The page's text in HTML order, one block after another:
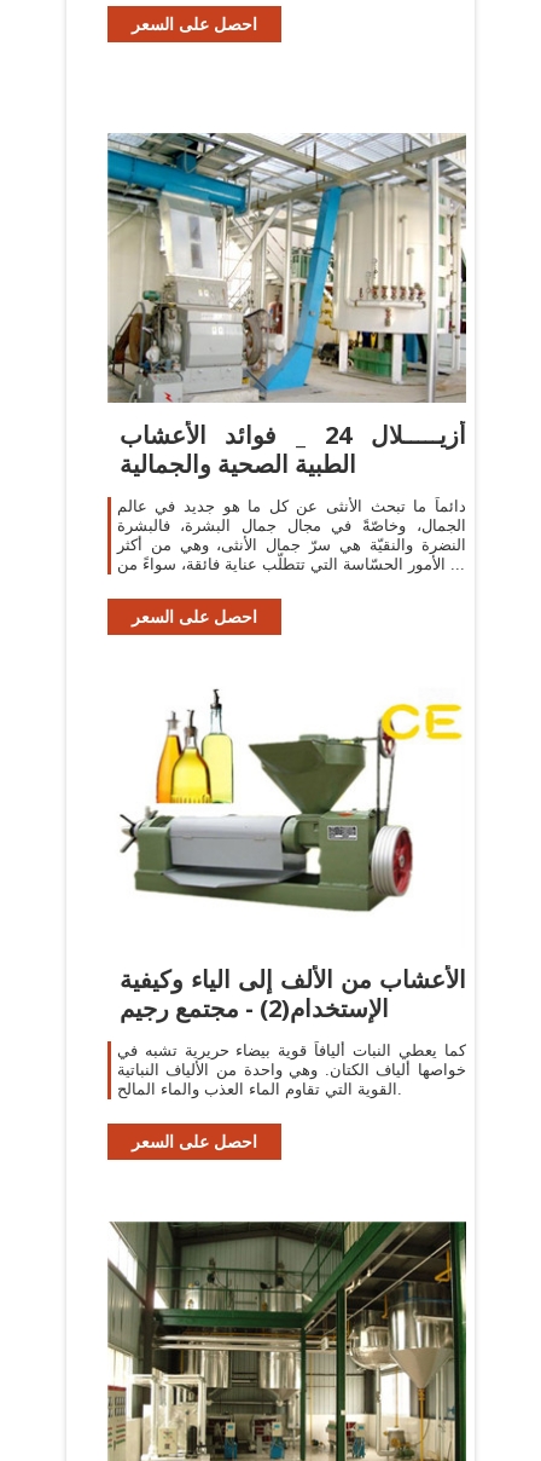
احصل على السعر
أزيـــــلال 24 _ فوائد الأعشاب
الطبية الصحية والجمالية
دائماً ما تبحث الأنثى عن كل ما هو جديد في عالم
الجمال، وخاصّةً في مجال جمال البشرة، فالبشرة
النضرة والنقيّة هي سرّ جمال الأنثى، وهي من أكثر
الأمور الحسّاسة التي تتطلّب عناية فائقة، سواءً من ...
احصل على السعر
الأعشاب من الألف إلى الياء وكيفية
الإستخدام(2) - مجتمع رجيم
كما يعطي النبات أليافاً قوية بيضاء حريرية تشبه في
خواصها ألياف الكتان. وهي واحدة من الألياف النباتية
القوية التي تقاوم الماء العذب والماء المالح.
احصل على السعر